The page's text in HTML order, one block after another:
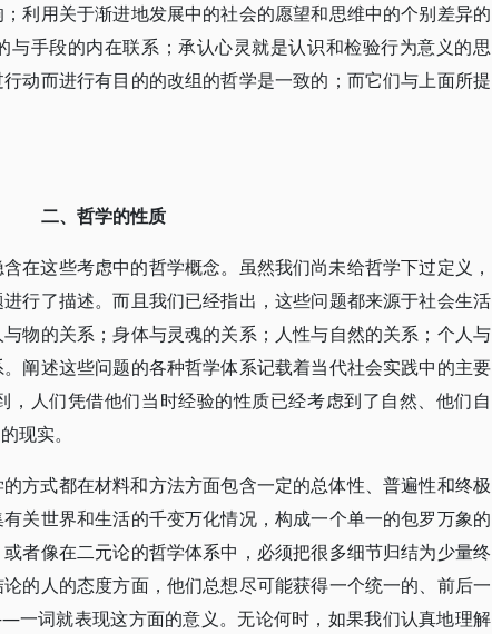
利用关于渐进地发展中的社会的愿望和思维中的个别差异的
与手段的内在联系；承认心灵就是认识和检验行为意义的思
动而进行有目的的改组的哲学是一致的；而它们与上面所提
二、哲学的性质
在这些考虑中的哲学概念。虽然我们尚未给哲学下过定义，
行了描述。而且我们已经指出，这些问题都来源于社会生活
物的关系；身体与灵魂的关系；人性与自然的关系；个人与
阐述这些问题的各种哲学体系记载着当代社会实践中的主要
人们凭借他们当时经验的性质已经考虑到了自然、他们自
现实。
方式都在材料和方法方面包含一定的总体性、普遍性和终极
关世界和生活的千变万化情况，构成一个单一的包罗万象的
者像在二元论的哲学体系中，必须把很多细节归结为少量终
的人的态度方面，他们总想尽可能获得一个统一的、前后一
词就表现这方面的意义。无论何时，如果我们认真地理解